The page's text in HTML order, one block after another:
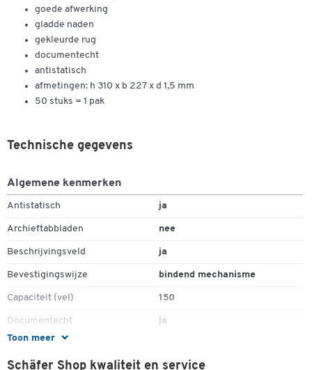
goede afwerking
gladde naden
gekleurde rug
documentecht
antistatisch
afmetingen: h 310 x b 227 x d 1,5 mm
50 stuks = 1 pak
Toon meer
Technische gegevens
Algemene kenmerken
Antistatisch ja
Archieftabbladen nee
Beschrijvingsveld ja
Bevestigingswijze bindend mechanisme
Capaciteit (vel) 150
Documentecht ja
Formaat
Insteekhoes ja
Schäfer Shop kwaliteit en service